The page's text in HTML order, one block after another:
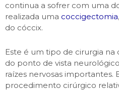
continua a sofrer com uma
realizada uma coccigectomia
do cóccix.
Este é um tipo de cirurgia
do ponto de vista
raízes nervosas importantes.
procedimento cirúrgico